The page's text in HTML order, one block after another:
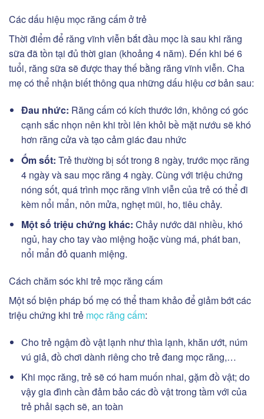
Các dấu hiệu mọc răng cấm ở trẻ
Thời điểm để răng vĩnh viễn bắt đầu mọc là sau khi răng
sữa đã tồn tại đủ thời gian (khoảng 4 năm). Đến khi bé 6
tuổi, răng sữa sẽ được thay thế bằng răng vĩnh viễn. Cha
mẹ có thể nhận biết thông qua những dấu hiệu cơ bản sau:
Đau nhức: Răng cấm có kích thước lớn, không có góc
cạnh sắc nhọn nên khi trồi lên khỏi bề mặt nướu sẽ khó
hơn răng cửa và tạo cảm giác đau nhức
Ốm sốt: Trẻ thường bị sốt trong 8 ngày, trước mọc răng
4 ngày và sau mọc răng 4 ngày. Cùng với triệu chứng
nóng sốt, quá trình mọc răng vĩnh viễn của trẻ có thể đi
kèm nổi mẩn, nôn mửa, nghẹt mũi, ho, tiêu chảy.
Một số triệu chứng khác: Chảy nước dãi nhiều, khó
ngủ, hay cho tay vào miệng hoặc vùng má, phát ban,
nổi mẩn đỏ quanh miệng.
Cách chăm sóc khi trẻ mọc răng cấm
Một số biện pháp bố mẹ có thể tham khảo để giảm bớt các
triệu chứng khi trẻ mọc răng cấm:
Cho trẻ ngậm đồ vật lạnh như thìa lạnh, khăn ướt, núm
vú giả, đồ chơi dành riêng cho trẻ đang mọc răng,…
Khi mọc răng, trẻ sẽ có ham muốn nhai, gặm đồ vật; do
vậy gia đình cần đảm bảo các đồ vật trong tầm với của
trẻ phải sạch sẽ, an toàn